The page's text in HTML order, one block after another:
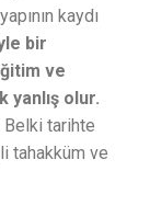
kaydı
bir
ve
yanlış olur.
Belki tarihte
tahakküm ve